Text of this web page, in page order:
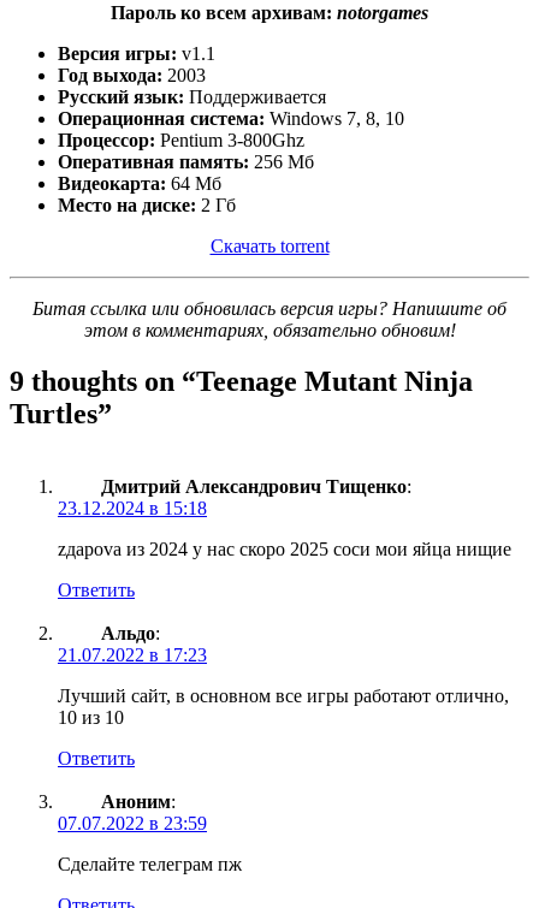
Пароль ко всем архивам: notorgames
Версия игры: v1.1
Год выхода: 2003
Русский язык: Поддерживается
Операционная система: Windows 7, 8, 10
Процессор: Pentium 3-800Ghz
Оперативная память: 256 Мб
Видеокарта: 64 Мб
Место на диске: 2 Гб
Скачать torrent
Битая ссылка или обновилась версия игры? Напишите об
этом в комментариях, обязательно обновим!
9 thoughts on “Teenage Mutant Ninja
Turtles”
Дмитрий Александрович Тищенко:
23.12.2024 в 15:18
zдароvа из 2024 у нас скоро 2025 соси мои яйца нищие
Ответить
Альдо:
21.07.2022 в 17:23
Лучший сайт, в основном все игры работают отлично,
10 из 10
Ответить
Аноним:
07.07.2022 в 23:59
Сделайте телеграм пж